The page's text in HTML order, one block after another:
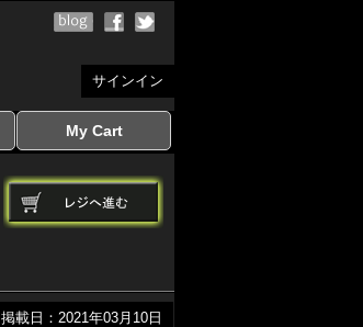
サインイン
My Cart
カートを見る
掲載日：2021年03月10日